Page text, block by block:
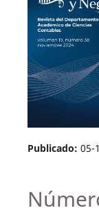
Publicado: 05-